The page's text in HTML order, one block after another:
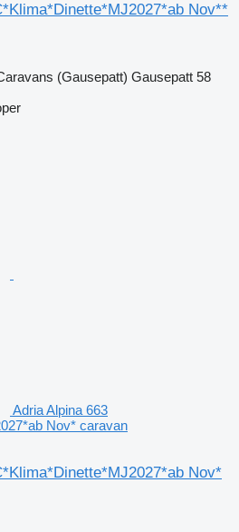
Nov**
(Gausepatt) Gausepatt 58
Adria Alpina 663
Nov* caravan
Nov*